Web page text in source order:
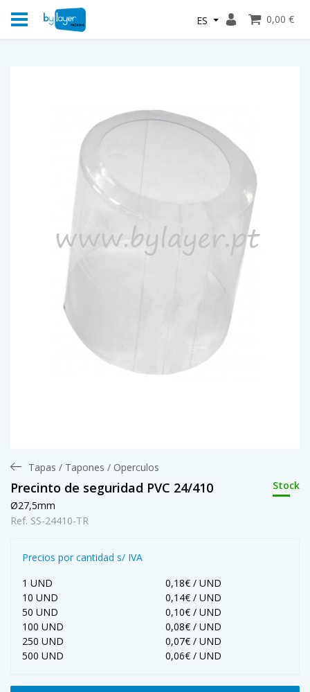
ES 0,00 €
Tapas / Tapones / Operculos
Precinto de seguridad PVC 24/410
Stock
Ø27,5mm
Ref. SS-24410-TR
Precios por cantidad s/ IVA
1 UND
0,18€ / UND
10 UND
0,14€ / UND
50 UND
0,10€ / UND
100 UND
0,08€ / UND
250 UND
0,07€ / UND
500 UND
0,06€ / UND